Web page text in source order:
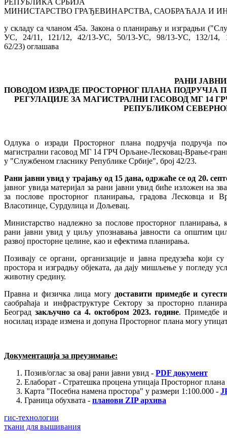
МИНИСТАРСТВО ГРАЂЕВИНАРСТВА, САОБРАЋАЈА И
у складу са чланом 45а. Закона о планирању и изградњи
УС, 24/11, 121/12, 42/13-УС, 50/13-УС, 98/13-УС, 132/14,
62/23) оглашава
РАНИ
ПОВОДОМ ИЗРАДЕ ПРОСТОРНОГ ПЛАНА
РЕГУЛАЦИЈЕ ЗА МАГИСТРАЛНИ ГАСОВОД МГ 14
РЕПУБЛИКОМ
Одлука о изради Просторног плана подручја подручја
магистрални гасовод МГ 14 ГРЧ Орљане-Лесковац-Врање-
у "Службеном гласнику Републике Србије", број 42/23.
Рани јавни увид у трајању од 15 дана, одржаће се од 20.
јавног увида материјал за рани јавни увид биће изложен на
за послове просторног планирања, градова Лесковца
Власотинце, Сурдулица и Дољевац.
Министарство надлежно за послове просторног планирања,
рани јавни увид у циљу упознавања јавности са општим
развој просторне целине, као и ефектима планирања.
Позивају се органи, организације и јавна предузећа који
простора и изградњу објеката, да дају мишљење у погледу
животну средину.
Правна и физичка лица могу доставити примедбе и
саобраћаја и инфраструктуре Сектору за просторно
Београд закључно са 4. октобром 2023. године. Примедбе и
носилац израде измена и допуна Просторног плана могу
Документација за преузимање:
Позив/оглас за овај рани јавни увид - PDF документ
Елаборат - Стратешка процена утицаја Просторног
Карта "Посебна намена простора" у размери 1:100.000 -
Граница обухвата - планови ZIP архива
гис-технологии
ткани для вышивания